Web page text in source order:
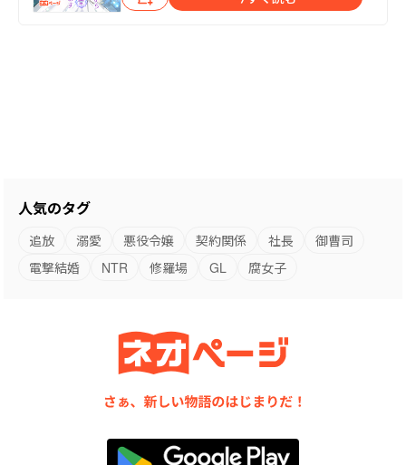
人気のタグ
追放 溺愛 悪役令嬢 契約関係 社長
御曹司
電撃結婚
NTR 修羅場 GL 腐女子